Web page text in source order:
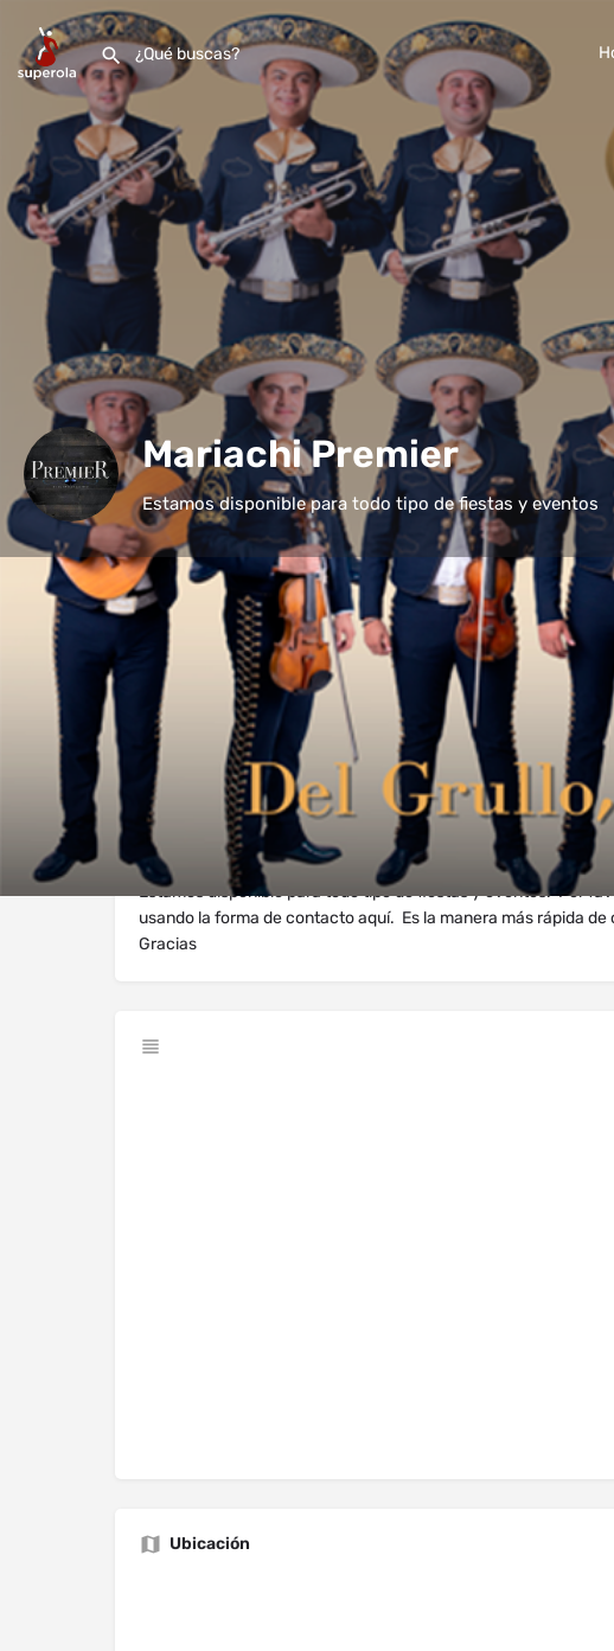
Mariachi Premier
Estamos disponible para todo tipo de fiestas y eventos
Perfil Explorar los Videos Audios
Llama Ahora Webiste Mensaje
Sobre Nosotros
Estamos disponible para todo tipo de fiestas y eventos. Por
usando la forma de contacto aquí. Es la manera más rápida de
Gracias
Ubicación